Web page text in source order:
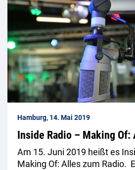
Hamburg, 14. Mai 2019
Inside Radio – Making
Am 15. Juni 2019 heißt es
Making Of: Alles zum Radio.